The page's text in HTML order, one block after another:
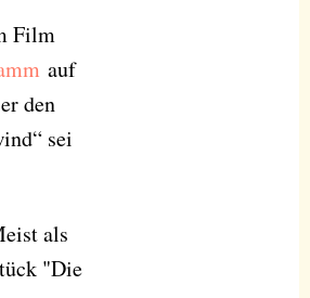
Film
auf
den
sei
als
"Die